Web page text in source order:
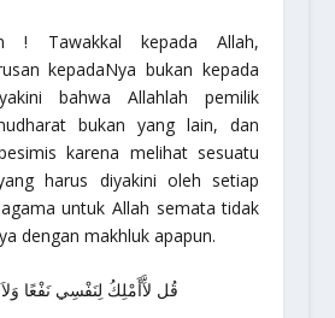
! Tawakkal kepada Allah,
kepadaNya bukan kepada
bahwa Allahlah pemilik
bukan yang lain, dan
karena melihat sesuatu
harus diyakini oleh setiap
untuk Allah semata tidak
dengan makhluk apapun.
قُل لآَّأَمْلِكُ لِنَفْسِي نَفْعًا